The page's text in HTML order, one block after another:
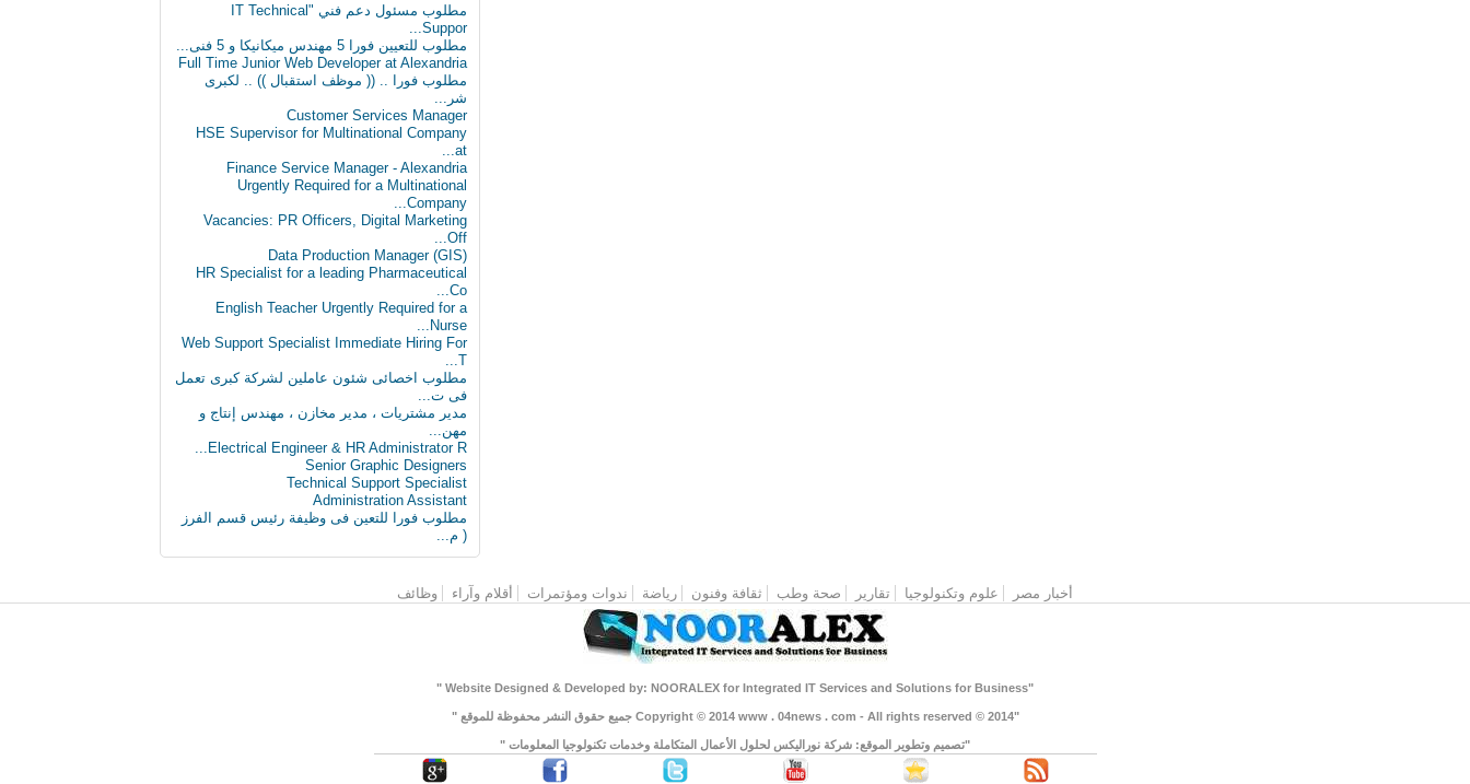
مطلوب مسئول دعم فني "IT Technical
Suppor...
مطلوب للتعيين فورا 5 مهندس ميكانيكا و 5 فنى...
Full Time Junior Web Developer at Alexandria
مطلوب‬ فورا .. (( موظف استقبال )) .. لكبرى
شر...
Customer Services Manager
HSE Supervisor for Multinational Company
at...
Finance Service Manager - Alexandria
Urgently Required for a Multinational
Company...
Vacancies: PR Officers, Digital Marketing
Off...
Data Production Manager (GIS)
HR Specialist for a leading Pharmaceutical
Co...
English Teacher Urgently Required for a
Nurse...
Web Support Specialist Immediate Hiring For
T...
مطلوب اخصائى شئون عاملين لشركة كبرى تعمل
فى ت...
مدير مشتريات ، مدير مخازن ، مهندس إنتاج و
مهن...
Electrical Engineer & HR Administrator R...
Senior Graphic Designers
Technical Support Specialist
Administration Assistant
مطلوب فورا للتعين فى وظيفة رئيس قسم الفرز
( م...
أخبار مصر علوم وتكنولوجيا تقارير صحة وطب ثقافة وفنون رياضة ندوات ومؤتمرات أقلام وآراء وظائف
"Website Designed & Developed by: NOORALEX for Integrated IT Services and Solutions for Business "
"Copyright © 2014 www . 04news . com - All rights reserved © 2014 جميع حقوق النشر محفوظة للموقع "
"تصميم وتطوير الموقع: شركة نوراليكس لحلول الأعمال المتكاملة وخدمات تكنولوجيا المعلومات "